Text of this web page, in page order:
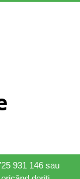
931 146 sau